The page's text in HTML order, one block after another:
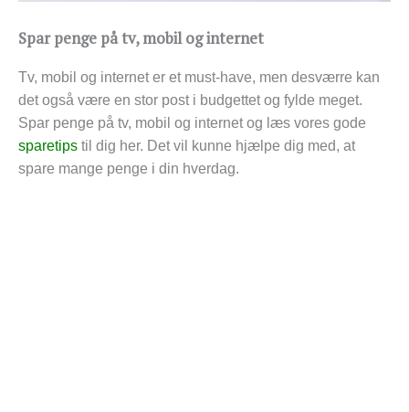
Spar penge på tv, mobil og internet
Tv, mobil og internet er et must-have, men desværre kan
det også være en stor post i budgettet og fylde meget.
Spar penge på tv, mobil og internet og læs vores gode
sparetips til dig her. Det vil kunne hjælpe dig med, at
spare mange penge i din hverdag.